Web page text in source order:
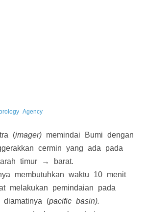
Agency
(imager) memindai Bumi dengan
cermin yang ada pada
timur → barat.
membutuhkan waktu 10 menit
melakukan pemindaian pada
diamatinya (pacific basin).